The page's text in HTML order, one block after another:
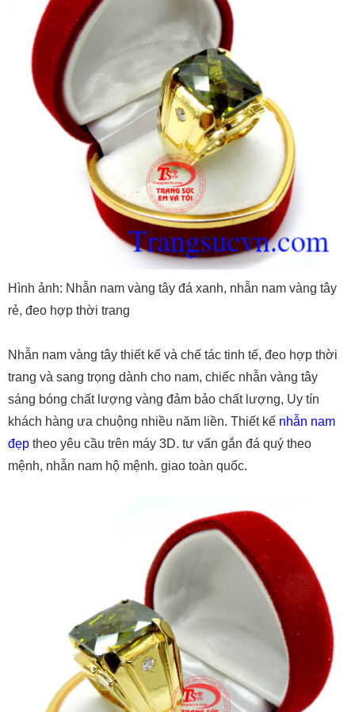
Hình ảnh: Nhẫn nam vàng tây đá xanh, nhẫn nam vàng tây
rẻ, đeo hợp thời trang
Nhẫn nam vàng tây thiết kế và chế tác tinh tế, đeo hợp thời
trang và sang trọng dành cho nam, chiếc nhẫn vàng tây
sáng bóng chất lượng vàng đảm bảo chất lượng, Uy tín
khách hàng ưa chuộng nhiều năm liền. Thiết kế nhẫn nam
đẹp theo yêu cầu trên máy 3D. tư vấn gắn đá quý theo
mệnh, nhẫn nam hộ mệnh. giao toàn quốc.